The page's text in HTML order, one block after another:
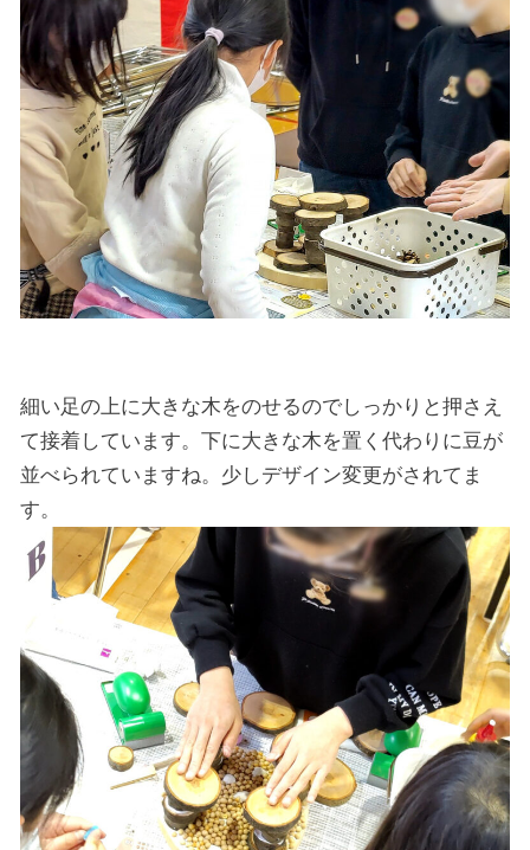
細い足の上に大きな木をのせるのでしっかりと押さえ
て接着しています。下に大きな木を置く代わりに豆が
並べられていますね。少しデザイン変更がされてま
す。